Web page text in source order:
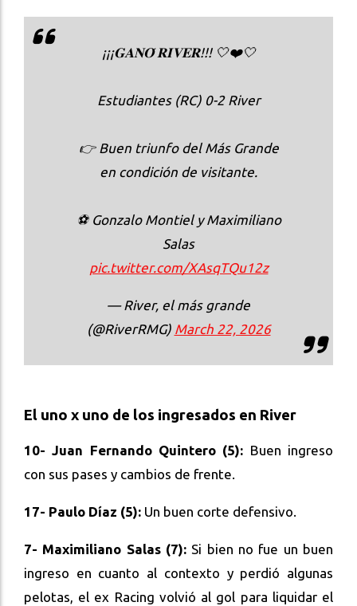
¡¡¡𝐆𝐀𝐍𝐎́ 𝐑𝐈𝐕𝐄𝐑!!! 🤍❤️🤍
Estudiantes (RC) 0-2 River
👉 Buen triunfo del Más Grande
en condición de visitante.
⚽ Gonzalo Montiel y Maximiliano
Salas
pic.twitter.com/XAsqTQu12z
— River, el más grande
(@RiverRMG) March 22, 2026
El uno x uno de los ingresados en River
10- Juan Fernando Quintero (5): Buen ingreso
con sus pases y cambios de frente.
17- Paulo Díaz (5): Un buen corte defensivo.
7- Maximiliano Salas (7): Si bien no fue un buen
ingreso en cuanto al contexto y perdió algunas
pelotas, el ex Racing volvió al gol para liquidar el